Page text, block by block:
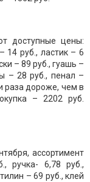
доступные цены:
14 руб., ластик – 6
– 89 руб., гуашь –
– 28 руб., пенал –
раза дороже, чем в
– 2202 руб.
ассортимент
ручка- 6,78 руб.,
– 69 руб., клей